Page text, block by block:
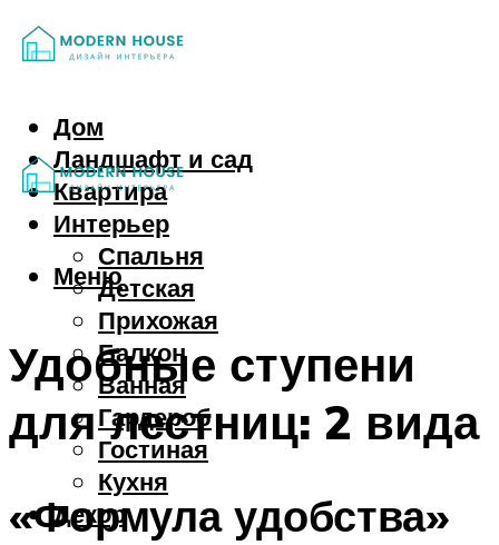
Дом
Ландшафт и сад
Квартира
Интерьер
Спальня
Детская
Прихожая
Балкон
Ванная
Гардероб
Гостиная
Кухня
Декор
Меню
Удобные ступени
для лестниц: 2 вида
«Формула удобства»